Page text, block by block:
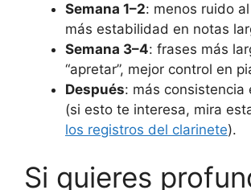
Semana 1–2: menos ruido
más estabilidad en notas
Semana 3–4: frases más
“apretar”, mejor control en
Después: más consistencia
(si esto te interesa, mira
los registros del clarinete).
Si quieres